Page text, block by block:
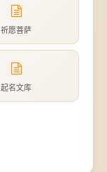
祈愿菩萨
起名文库